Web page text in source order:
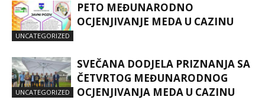
UNCATEGORIZED
PETO MEĐUNARODNO
OCJENJIVANJE MEDA U CAZINU
UNCATEGORIZED
SVEČANA DODJELA PRIZNANJA SA
ČETVRTOG MEĐUNARODNOG
OCJENJIVANJA MEDA U CAZINU